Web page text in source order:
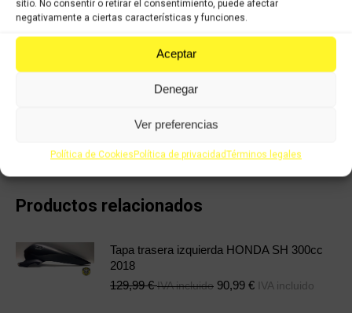
sitio. No consentir o retirar el consentimiento, puede afectar
negativamente a ciertas características y funciones.
Aceptar
Denegar
Ver preferencias
Política de CookiesPolítica de privacidadTérminos legales
(2002-2006)
X
on
Facebook
Share
on
Pinterest
Share
on
LinkedIn
Productos relacionados
Tapa trasera izquierda HONDA SH 300cc
2018
129,99€ IVA incluido 90,99 € IVA incluido